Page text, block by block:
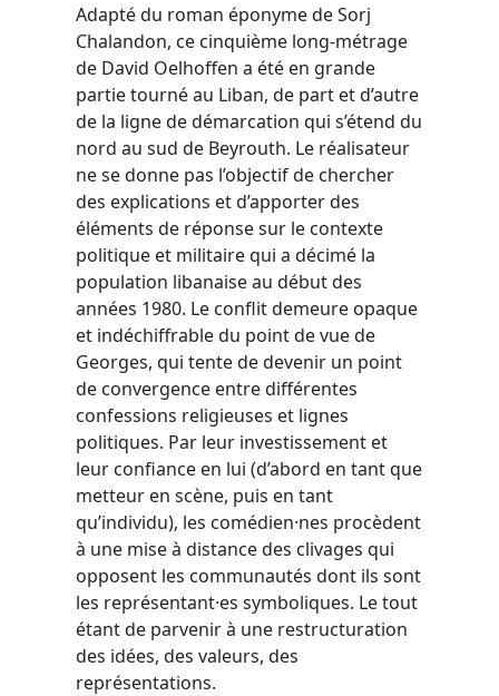
Adapté du roman éponyme de Sorj
Chalandon, ce cinquième long-métrage
de David Oelhoffen a été en grande
partie tourné au Liban, de part et d’autre
de la ligne de démarcation qui s’étend du
nord au sud de Beyrouth. Le réalisateur
ne se donne pas l’objectif de chercher
des explications et d’apporter des
éléments de réponse sur le contexte
politique et militaire qui a décimé la
population libanaise au début des
années 1980. Le conflit demeure opaque
et indéchiffrable du point de vue de
Georges, qui tente de devenir un point
de convergence entre différentes
confessions religieuses et lignes
politiques. Par leur investissement et
leur confiance en lui (d’abord en tant que
metteur en scène, puis en tant
qu’individu), les comédien·nes procèdent
à une mise à distance des clivages qui
opposent les communautés dont ils sont
les représentant·es symboliques. Le tout
étant de parvenir à une restructuration
des idées, des valeurs, des
représentations.